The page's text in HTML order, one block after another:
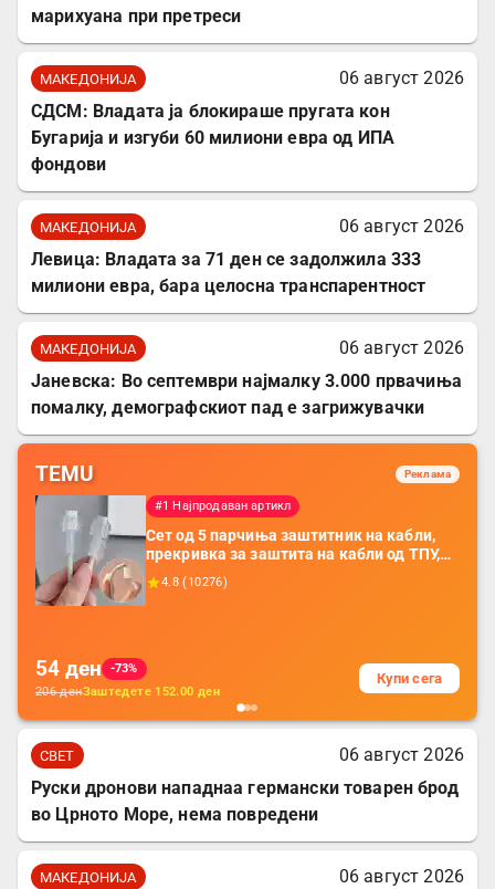
марихуана при претреси
МАКЕДОНИЈА
06 август 2026
СДСМ: Владата ја блокираше пругата кон
Бугарија и изгуби 60 милиони евра од ИПА
фондови
МАКЕДОНИЈА
06 август 2026
Левица: Владата за 71 ден се задолжила 333
милиони евра, бара целосна транспарентност
МАКЕДОНИЈА
06 август 2026
Јаневска: Во септември најмалку 3.000 првачиња
помалку, демографскиот пад е загрижувачки
TEMU Реклама
#1 Најпродаван артикл
Сет од 5 парчиња заштитник на кабли,
прекривка за заштита на кабли од ТПУ,
додатоци за заштита на кабли, без
батерија, за мобилни телефони, комплет
4.8 ( 10276)
54 ден
-73%
206денЗаштедете 152.00 ден
Купи сега
СВЕТ
06 август 2026
Руски дронови нападнаа германски товарен брод
во Црното Море, нема повредени
МАКЕДОНИЈА
06 август 2026